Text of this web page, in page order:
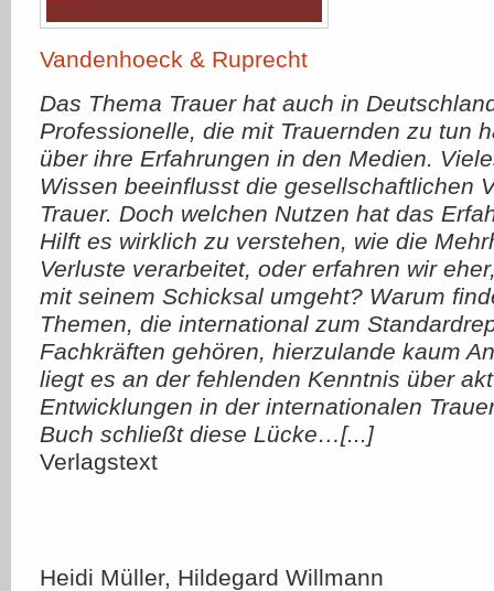
Vandenhoeck & Ruprecht
Das Thema Trauer hat auch in
Professionelle, die mit Trauernden zu tun
über ihre Erfahrungen in den Medien.
Wissen beeinflusst die gesellschaftlichen
Trauer. Doch welchen Nutzen hat das
Hilft es wirklich zu verstehen, wie die
Verluste verarbeitet, oder erfahren wir
mit seinem Schicksal umgeht? Warum
Themen, die international zum
Fachkräften gehören, hierzulande kaum
liegt es an der fehlenden Kenntnis über
Entwicklungen in der internationalen
Buch schließt diese Lücke…[...]
Verlagstext
Heidi Müller, Hildegard Willmann